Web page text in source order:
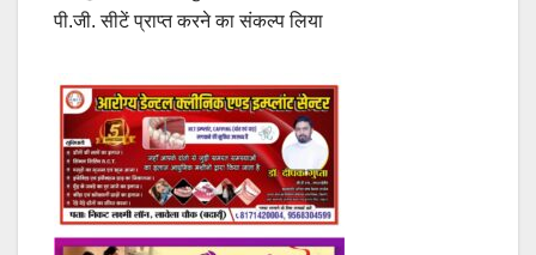
पी.जी. सीटें प्राप्त करने का संकल्प लिया